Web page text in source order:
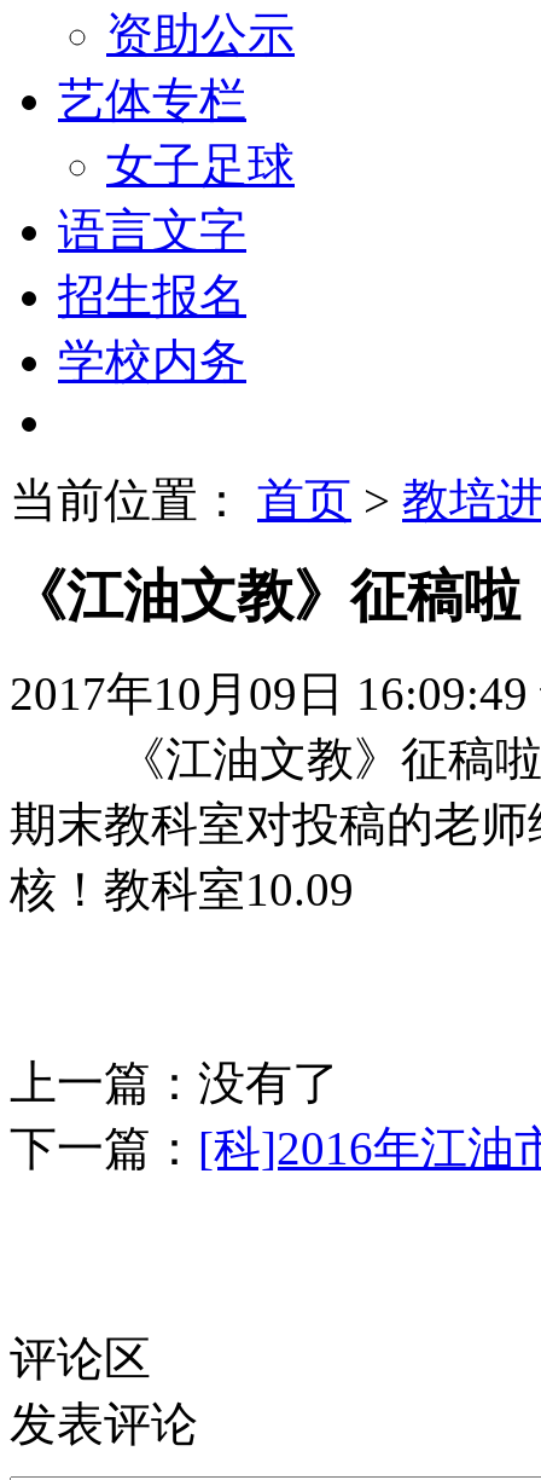
资助公示
艺体专栏
女子足球
语言文字
招生报名
学校内务
当前位置： 首页 > 教培
《江油文教》征稿啦
2017年10月09日 16:09:49
《江油文教》征稿啦
期末教科室对投稿的老
核！教科室10.09
上一篇： 没有了
下一篇： [科]2016年江油
评论区
发表评论